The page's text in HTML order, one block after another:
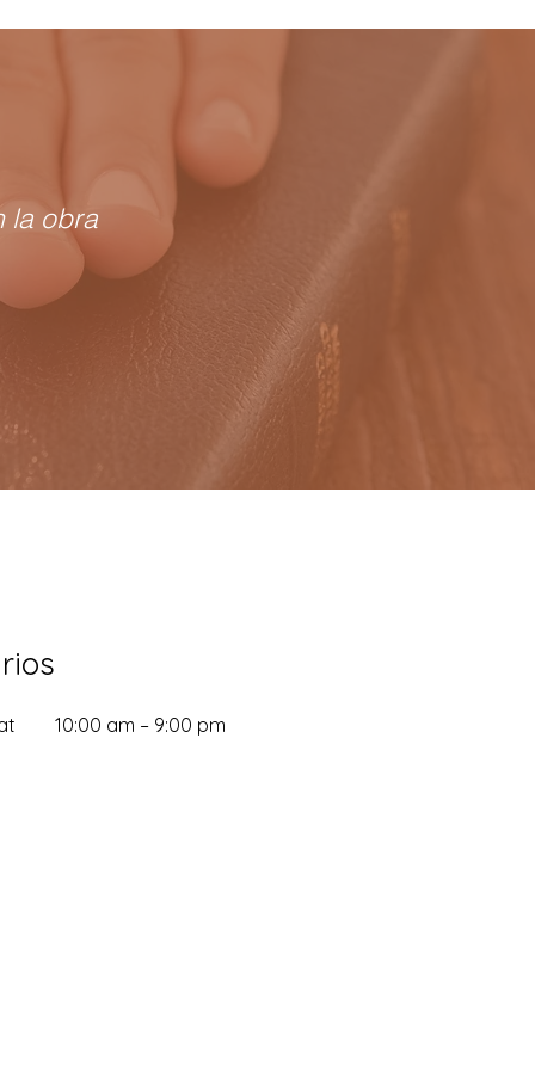
la obra
10:00 am – 9:00 pm